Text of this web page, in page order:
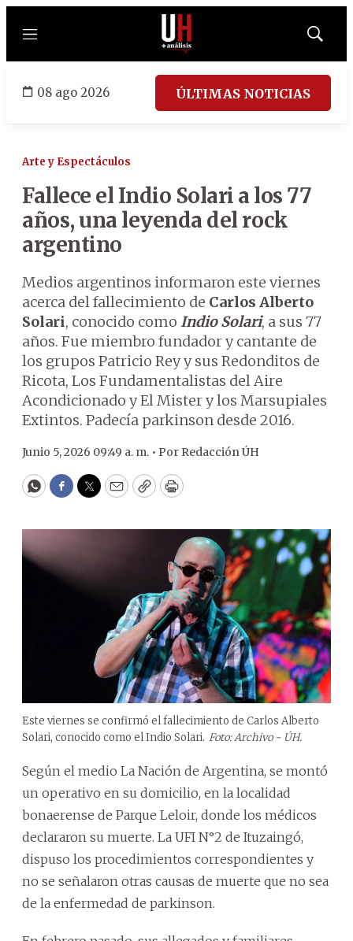
Menú
Mostrar
08 ago 2026 ÚLTIMAS NOTICIAS
Arte y Espectáculos
Fallece el Indio Solari a los 77
años, una leyenda del rock
argentino
Medios argentinos informaron este viernes
acerca del fallecimiento de Carlos Alberto
Solari, conocido como Indio Solari, a sus 77
años. Fue miembro fundador y cantante de
los grupos Patricio Rey y sus Redonditos de
Ricota, Los Fundamentalistas del Aire
Acondicionado y El Mister y los Marsupiales
Extintos. Padecía parkinson desde 2016.
Junio 5, 2026 09:49 a. m. • Por Redacción ÚH
WhatsApp
Facebook
Twitter
EmailCopyPrint
Este viernes se confirmó el fallecimiento de Carlos Alberto
Solari, conocido como el Indio Solari. Foto: Archivo - ÚH.
Según el medio La Nación de Argentina, se montó
un operativo en su domicilio, en la localidad
bonaerense de Parque Leloir, donde los médicos
declararon su muerte. La UFI N°2 de Ituzaingó,
dispuso los procedimientos correspondientes y
no se señalaron otras causas de muerte que no sea
de la enfermedad de parkinson.